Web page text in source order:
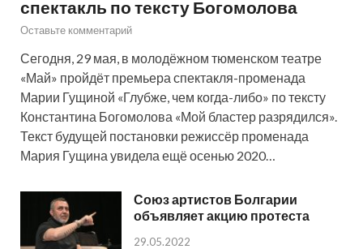
спектакль по тексту Богомолова
Оставьте комментарий
Сегодня, 29 мая, в молодёжном тюменском театре
«Май» пройдёт премьера спектакля-променада
Марии Гущиной «Глубже, чем когда-либо» по тексту
Константина Богомолова «Мой бластер разрядился».
Текст будущей постановки режиссёр променада
Мария Гущина увидела ещё осенью 2020…
Союз артистов Болгарии
объявляет акцию протеста
29.05.2022